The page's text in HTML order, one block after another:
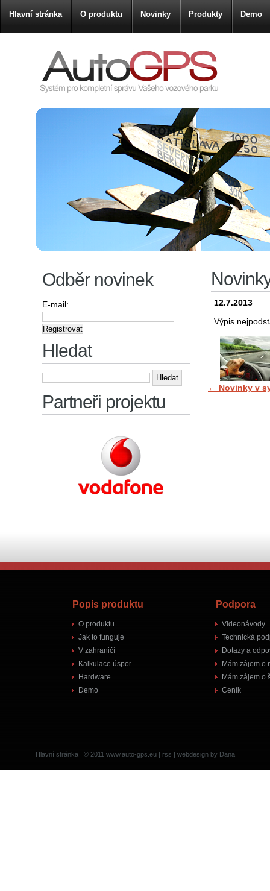
Hlavní stránka O produktu Novinky Produkty Demo
Odběr novinek
E-mail:
Hledat
Vyhledávání
Partneři projektu
12.7.2013
Výpis
← Novinky v
Popis produktu
O produktu
Jak to funguje
V zahraničí
Kalkulace úspor
Hardware
Demo
Podpora
Videonávody
Technická
Dotazy a
Mám zájem o
Mám zájem o
Ceník
Hlavní stránka | © 2011 www.auto-gps.eu| rss | webdesign by Dana